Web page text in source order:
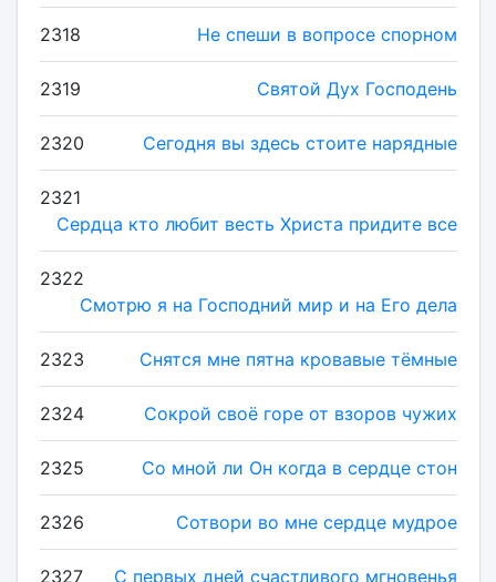
2318 Не спеши в вопросе спорном
2319 Святой Дух Господень
2320 Сегодня вы здесь стоите нарядные
2321
Сердца кто любит весть Христа придите все
2322
Смотрю я на Господний мир и на Его дела
2323 Снятся мне пятна кровавые тёмные
2324 Сокрой своё горе от взоров чужих
2325 Со мной ли Он когда в сердце стон
2326 Сотвори во мне сердце мудрое
2327 С первых дней счастливого мгновенья